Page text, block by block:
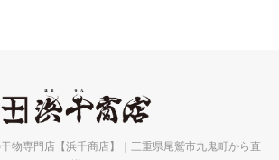
物専門店【浜千商店】｜三重県尾鷲市九鬼町から直